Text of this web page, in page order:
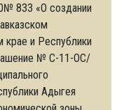
833 «О создании
и Республики
№ С-11-ОС/
Адыгея